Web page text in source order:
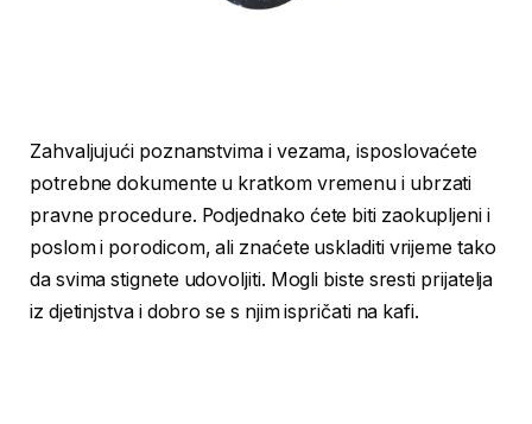
Zahvaljujući poznanstvima i vezama, isposlovaćete
potrebne dokumente u kratkom vremenu i ubrzati
pravne procedure. Podjednako ćete biti zaokupljeni i
poslom i porodicom, ali znaćete uskladiti vrijeme tako
da svima stignete udovoljiti. Mogli biste sresti prijatelja
iz djetinjstva i dobro se s njim ispričati na kafi.